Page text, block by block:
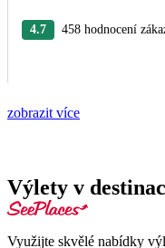
4.7 458 hodnocení
zobrazit více
Výlety v
Využijte skvělé nabídky